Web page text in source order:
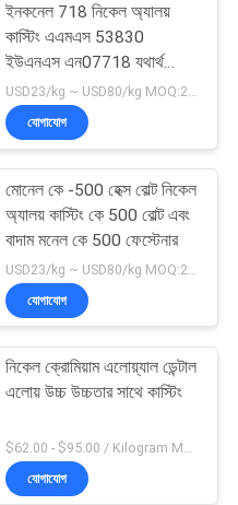
ইনকনেল 718 নিকেল অ্যালয়
কাস্টিং এএমএস 53830
ইউএনএস এন07718 যথার্থ
অংশগুলি
USD23/kg ~ USD80/kg MOQ:20 কেজি
যোগাযোগ
মোনেল কে -500 হেক্স বোল্ট নিকেল
অ্যালয় কাস্টিং কে 500 বোল্ট এবং
বাদাম মনেল কে 500 ফেস্টেনার
USD23/kg ~ USD80/kg MOQ:20 কেজি
যোগাযোগ
নিকেল ক্রোমিয়াম এলোয়্যাল ডেন্টাল
এলোয় উচ্চ উচ্চতার সাথে কাস্টিং
$62.00 - $95.00 / Kilogram MOQ:5 কিলোগ্রাম / কিলোগ্রাম
যোগাযোগ